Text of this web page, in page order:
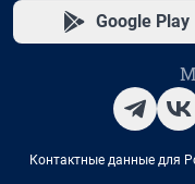
Google Play
Контактные данные для